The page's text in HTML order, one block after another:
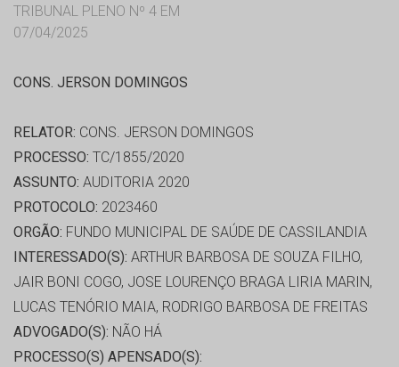
TRIBUNAL PLENO Nº 4 EM
07/04/2025
CONS. JERSON DOMINGOS
RELATOR: CONS. JERSON DOMINGOS
PROCESSO: TC/1855/2020
ASSUNTO: AUDITORIA 2020
PROTOCOLO: 2023460
ORGÃO: FUNDO MUNICIPAL DE SAÚDE DE CASSILANDIA
INTERESSADO(S): ARTHUR BARBOSA DE SOUZA FILHO,
JAIR BONI COGO, JOSE LOURENÇO BRAGA LIRIA MARIN,
LUCAS TENÓRIO MAIA, RODRIGO BARBOSA DE FREITAS
ADVOGADO(S): NÃO HÁ
PROCESSO(S) APENSADO(S):